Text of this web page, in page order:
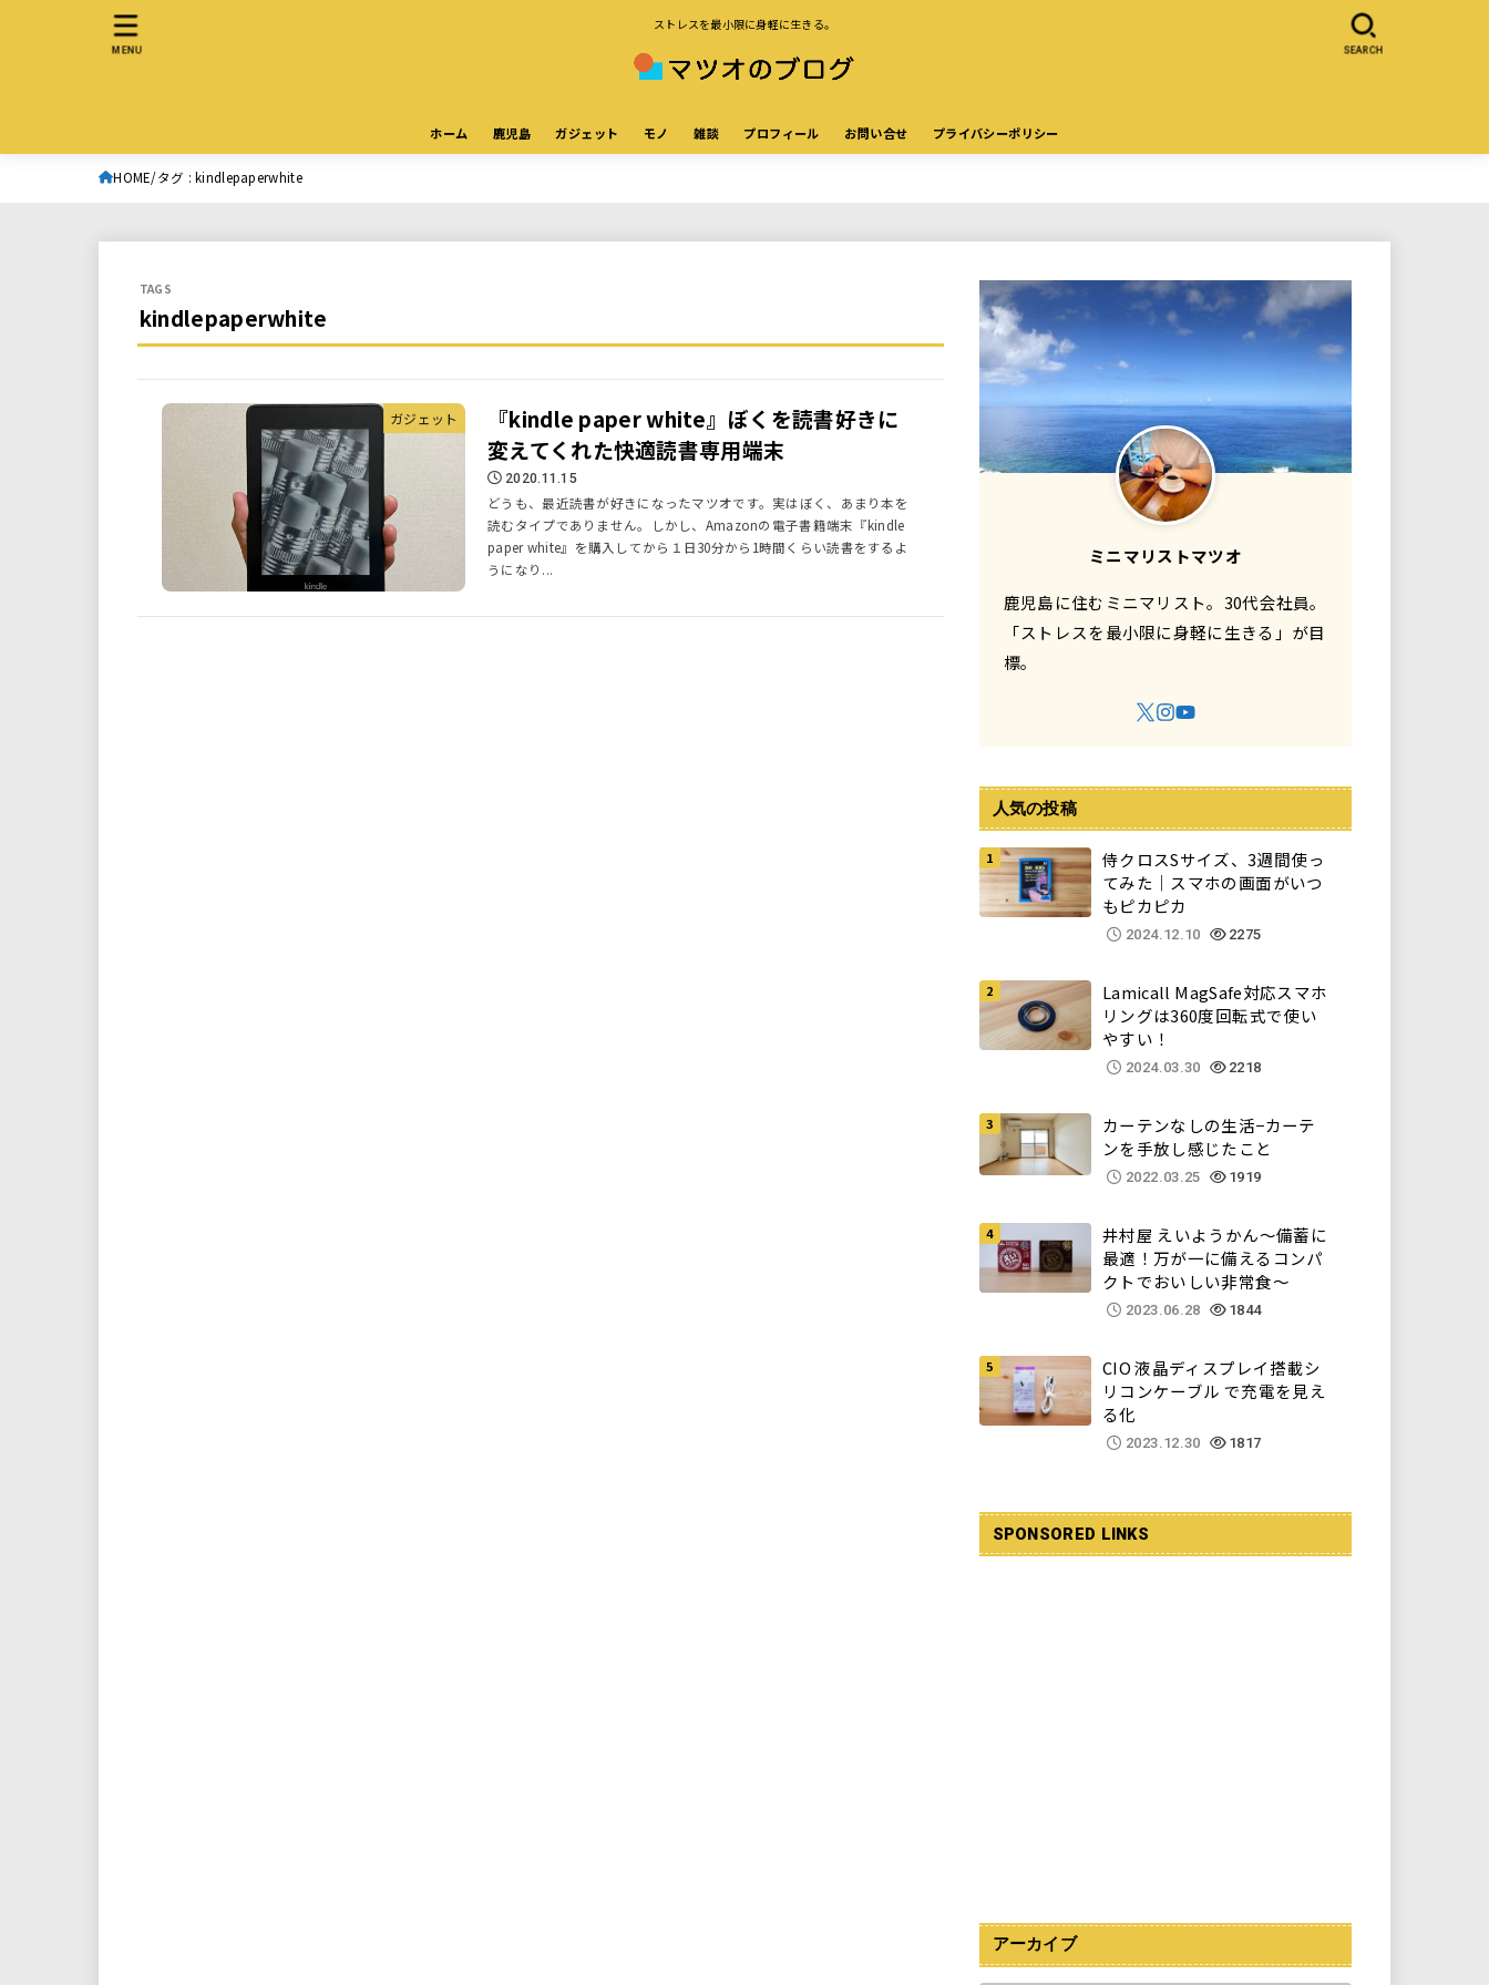
ストレスを最小限に身軽に生きる。
ホーム 鹿児島 ガジェット モノ 雑談 プロフィール お問い合せ プライバシーポリシー
SEARCH
MENU
HOME タグ : kindlepaperwhite
kindlepaperwhite
ガジェット
『kindle paper white』ぼくを読書好きに
変えてくれた快適読書専用端末
2020.11.15
どうも、最近読書が好きになったマツオです。実はぼく、あまり本を
読むタイプでありません。しかし、Amazonの電子書籍端末『kindle
paper white』を購入してから１日30分から1時間くらい読書をするよ
うになり...
ミニマリストマツオ
鹿児島に住むミニマリスト。30代会社員。
「ストレスを最小限に身軽に生きる」が目
標。
人気の投稿
侍クロスSサイズ、3週間使っ
てみた｜スマホの画面がいつ
もピカピカ
2024.12.10 2275
Lamicall MagSafe対応スマホ
リングは360度回転式で使い
やすい！
2024.03.30 2218
カーテンなしの生活−カーテ
ンを手放し感じたこと
2022.03.25 1919
井村屋 えいようかん～備蓄に
最適！万が一に備えるコンパ
クトでおいしい非常食～
2023.06.28 1844
CIO 液晶ディスプレイ搭載シ
リコンケーブル で充電を見え
る化
2023.12.30 1817
SPONSORED LINKS
アーカイブ